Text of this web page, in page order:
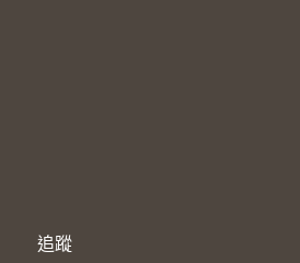
追蹤